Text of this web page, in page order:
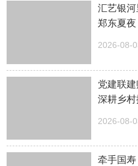
汇艺银
郑东夏夜
2026-08-
党建联
深耕乡村
2026-08-
牵手国